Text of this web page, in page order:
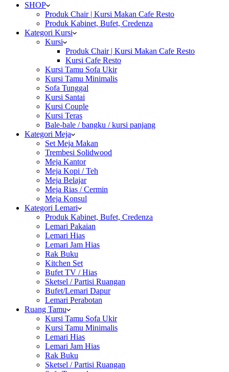
SHOP
Produk Chair | Kursi Makan Cafe Resto
Produk Kabinet, Bufet, Credenza
Kategori Kursi
Kursi
Produk Chair | Kursi Makan Cafe Resto
Kursi Cafe Resto
Kursi Tamu Sofa Ukir
Kursi Tamu Minimalis
Sofa Tunggal
Kursi Santai
Kursi Couple
Kursi Teras
Bale-bale / bangku / kursi panjang
Kategori Meja
Set Meja Makan
Trembesi Solidwood
Meja Kantor
Meja Kopi / Teh
Meja Belajar
Meja Rias / Cermin
Meja Konsul
Kategori Lemari
Produk Kabinet, Bufet, Credenza
Lemari Pakaian
Lemari Hias
Lemari Jam Hias
Rak Buku
Kitchen Set
Bufet TV / Hias
Sketsel / Partisi Ruangan
Bufet/Lemari Dapur
Lemari Perabotan
Ruang Tamu
Kursi Tamu Sofa Ukir
Kursi Tamu Minimalis
Lemari Hias
Lemari Jam Hias
Rak Buku
Sketsel / Partisi Ruangan